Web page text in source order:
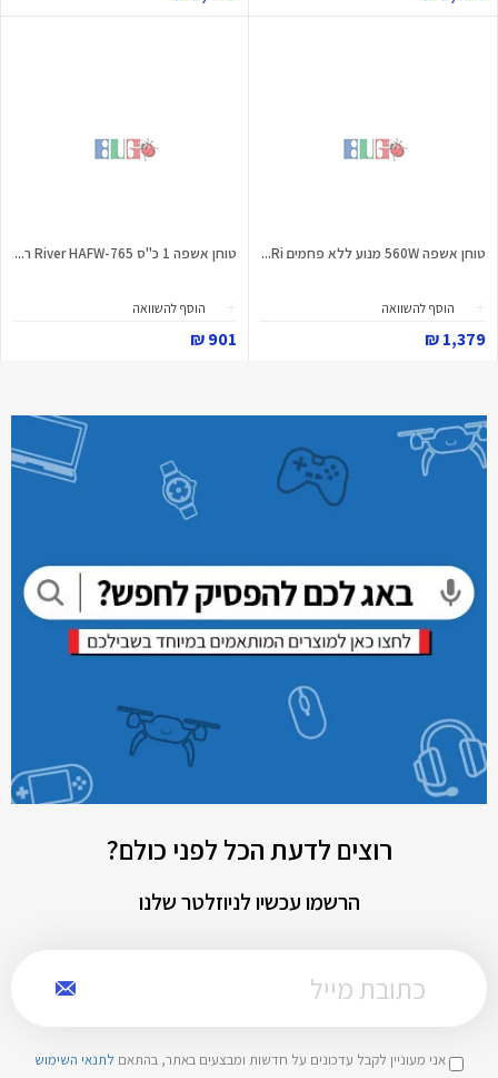
טוחן אשפה 560W מנוע ללא פחמים Ri...
הוסף להשוואה
1,379 ₪
טוחן אשפה 1 כ"ס River HAFW-765 ר...
הוסף להשוואה
901 ₪
רוצים לדעת הכל לפני כולם?
הרשמו עכשיו לניוזלטר שלנו
אני מעוניין לקבל עדכונים על חדשות ומבצעים באתר, בהתאם לתנאי השימוש